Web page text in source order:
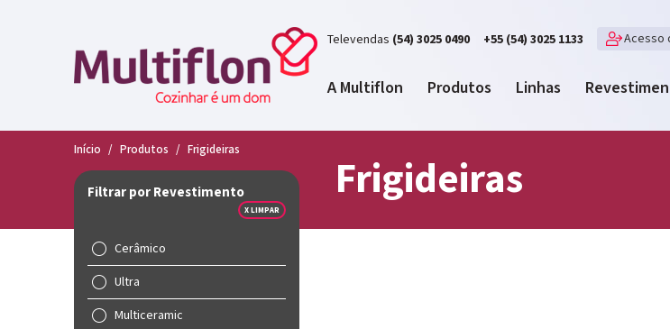
Televendas (54) 3025 0490 +55 (54) 3025 1133 Acesso
A Multiflon Produtos Linhas
Início / Produtos / Frigideiras
Frigideiras
Filtrar por Revestimento
X LIMPAR
Cerâmico
Ultra
Multiceramic